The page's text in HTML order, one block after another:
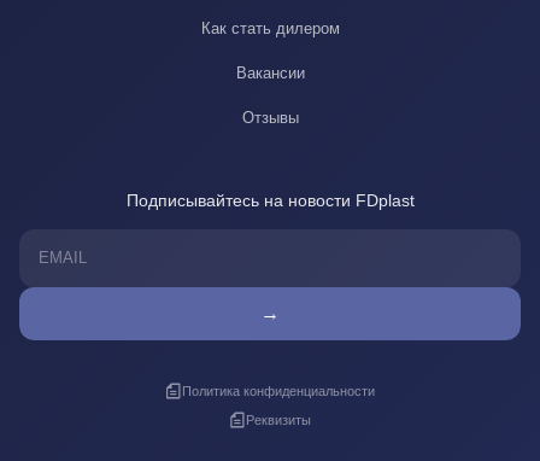
Как стать дилером
Вакансии
Отзывы
Подписывайтесь на новости FDplast
→
Политика конфиденциальности
Реквизиты